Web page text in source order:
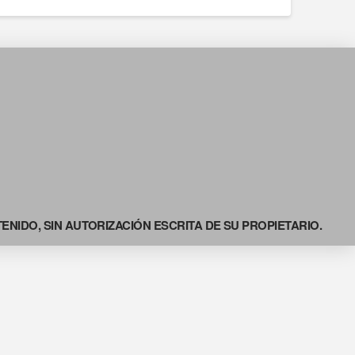
SIN AUTORIZACIÓN ESCRITA DE SU PROPIETARIO.